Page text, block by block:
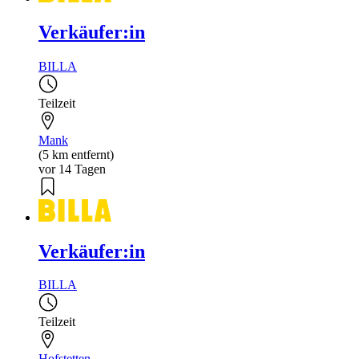
Verkäufer:in
BILLA
Teilzeit
Mank
(5 km entfernt)
vor 14 Tagen
Verkäufer:in
BILLA
Teilzeit